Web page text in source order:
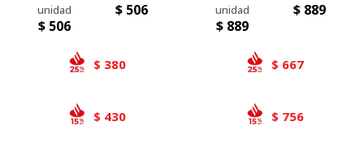
$ 506
$ 506
$ 380
$ 430
$ 889
$ 889
$ 667
$ 756